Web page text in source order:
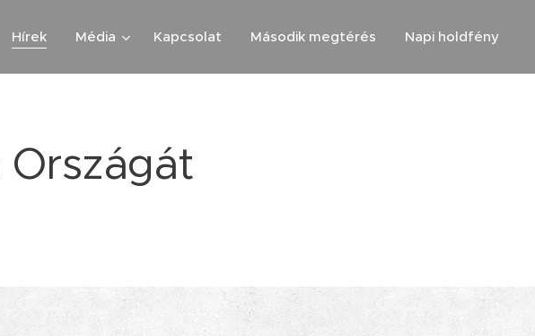
Hírek Média Kapcsolat Második megtérés Napi holdfény